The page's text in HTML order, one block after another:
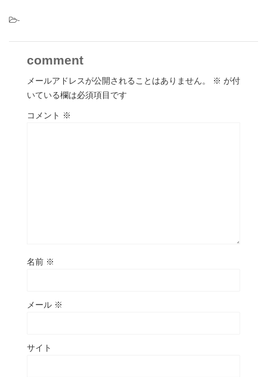
-
comment
メールアドレスが公開されることはありません。 ※ が付
いている欄は必須項目です
コメント ※
名前 ※
メール ※
サイト